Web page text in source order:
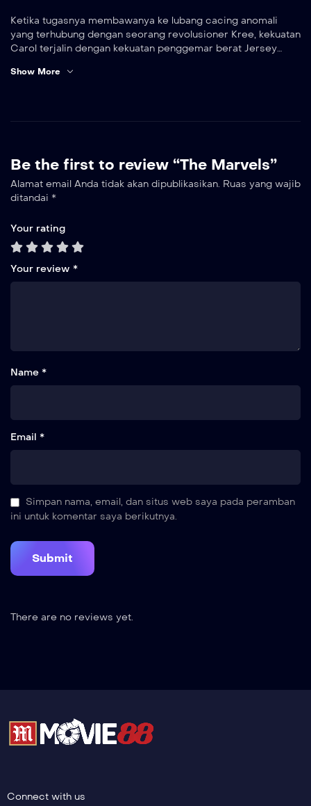
Ketika tugasnya membawanya ke lubang cacing anomali
yang terhubung dengan seorang revolusioner Kree, kekuatan
Carol terjalin dengan kekuatan penggemar berat Jersey
yang terasing, yang kini menjadi astronot S.A.B.E.R., Kapten
Show More
Be the first to review “The Marvels”
Alamat email Anda tidak akan dipublikasikan. Ruas yang wajib
ditandai *
Your rating
Your review *
Name *
Email *
Simpan nama, email, dan situs web saya pada peramban
ini untuk komentar saya berikutnya.
There are no reviews yet.
Connect with us